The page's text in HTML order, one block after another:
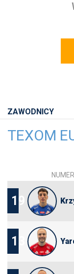
ZAWODNICY
TEXOM
NUMER
19
13